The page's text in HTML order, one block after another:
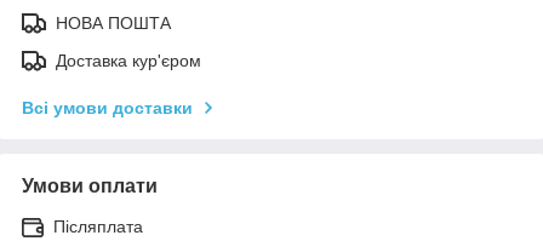
НОВА ПОШТА
Доставка кур'єром
Всі умови доставки
Умови оплати
Післяплата